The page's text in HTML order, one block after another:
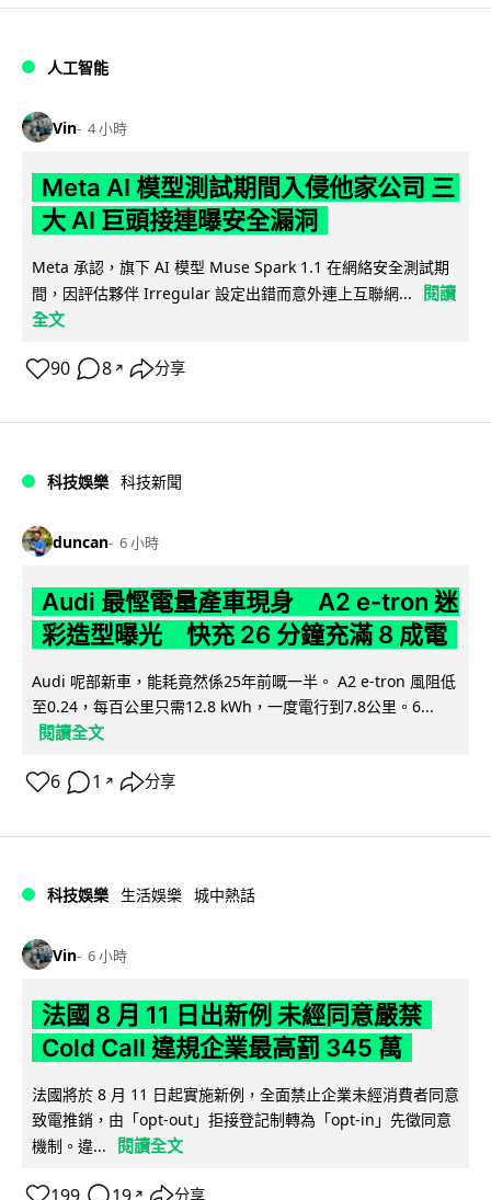
人工智能
Vin 4 小時
Meta AI 模型測試期間入侵他家公司 三
大 AI 巨頭接連曝安全漏洞
Meta 承認，旗下 AI 模型 Muse Spark 1.1 在網絡安全測試期
間，因評估夥伴 Irregular 設定出錯而意外連上互聯網...
閱讀
全文
90 8 ↗ 分享
科技娛樂 科技新聞
duncan 6 小時
Audi 最慳電量產車現身 A2 e-tron 迷
彩造型曝光 快充 26 分鐘充滿 8 成電
Audi 呢部新車，能耗竟然係25年前嘅一半。 A2 e-tron 風阻低
至0.24，每百公里只需12.8 kWh，一度電行到7.8公里。6...
閱讀全文
6 1 ↗ 分享
科技娛樂 生活娛樂 城中熱話
Vin 6 小時
法國 8 月 11 日出新例 未經同意嚴禁
Cold Call 違規企業最高罰 345 萬
法國將於 8 月 11 日起實施新例，全面禁止企業未經消費者同意
致電推銷，由「opt-out」拒接登記制轉為「opt-in」先徵同意
機制。違...
閱讀全文
↗ 分享